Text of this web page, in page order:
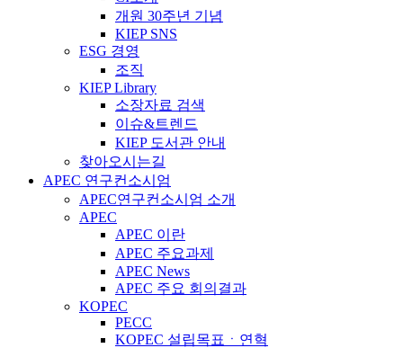
개원 30주년 기념
KIEP SNS
ESG 경영
조직
KIEP Library
소장자료 검색
이슈&트렌드
KIEP 도서관 안내
찾아오시는길
APEC 연구컨소시엄
APEC연구컨소시엄 소개
APEC
APEC 이란
APEC 주요과제
APEC News
APEC 주요 회의결과
KOPEC
PECC
KOPEC 설립목표ㆍ연혁